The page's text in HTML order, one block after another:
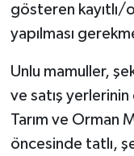
gösteren kayıtlı/
yapılması
Unlu mamuller,
ve satış yerlerinin
Tarım ve Orman
öncesinde tatlı,